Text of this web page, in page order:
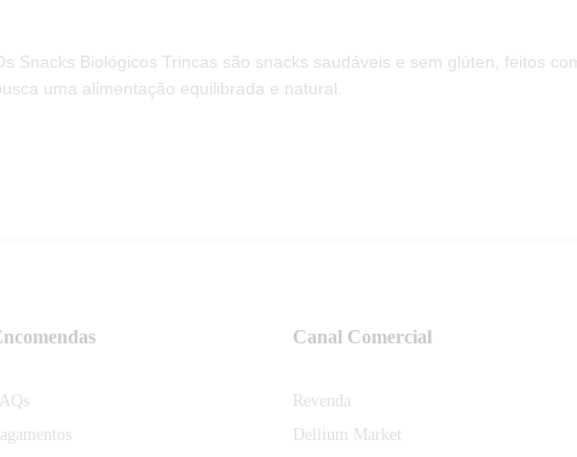
Snacks Biológicos Trincas são snacks saudáveis e sem glúten, feitos
uma alimentação equilibrada e natural.
Canal Comercial
Revenda
Dellium Market